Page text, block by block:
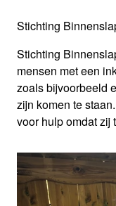
Stichting
Stichting
mensen met een
zoals bijvoorbeeld
zijn komen te
voor hulp omdat zij